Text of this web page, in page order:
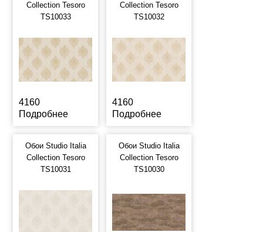
Collection Tesoro
TS10033
4160
Подробнее
Collection Tesoro
TS10032
4160
Подробнее
Обои Studio Italia
Collection Tesoro
TS10031
Обои Studio Italia
Collection Tesoro
TS10030